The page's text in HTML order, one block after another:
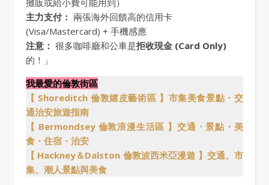
攤販或給小費可能用到）
主力支付： 兩張海外回饋高的信用卡
(Visa/Mastercard) + 手機感應
注意： 很多咖啡廳和公車是拒收現金 (Card Only)
的！」
我最愛的倫敦街區
【 Shoreditch 倫敦嬉皮藝術區 】市集美食景點・交
通治安旅遊指南
【 Bermondsey 倫敦浪漫生活區 】交通・景點・美
食・住宿・治安
【 Hackney＆Dalston 倫敦波西米亞漫遊 】交通、市
集、潮人景點與美食